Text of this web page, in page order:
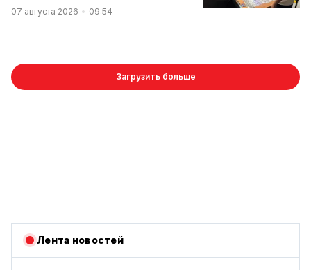
07 августа 2026 09:54
Загрузить больше
Лента новостей